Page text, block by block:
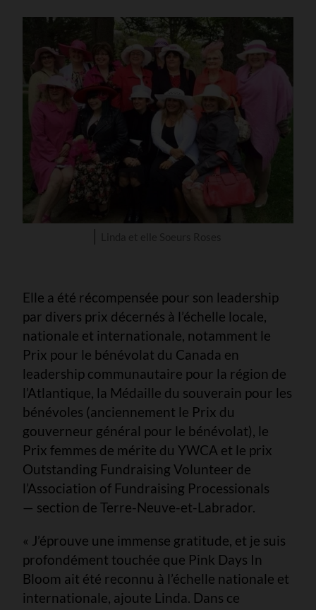
Elle a été récompensée pour son leadership
par divers prix décernés à l’échelle locale,
nationale et internationale, notamment le
Prix pour le bénévolat du Canada en
leadership communautaire pour la région de
l’Atlantique, la Médaille du souverain pour les
bénévoles (anciennement le Prix du
gouverneur général pour le bénévolat), le
Prix femmes de mérite du YWCA et le prix
Outstanding Fundraising Volunteer de
l’Association of Fundraising Processionals
— section de Terre-Neuve-et-Labrador.
« J’éprouve une immense gratitude, et je suis
profondément touchée que Pink Days In
Bloom ait été reconnu à l’échelle nationale et
internationale, ajoute Linda. Dans ce